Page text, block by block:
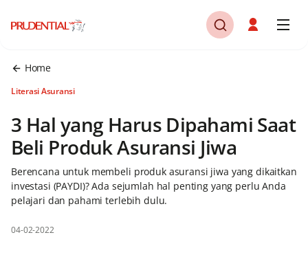
Home
Literasi Asuransi
3 Hal yang Harus Dipahami Saat
Beli Produk Asuransi Jiwa
Berencana untuk membeli produk asuransi jiwa yang dikaitkan
investasi (PAYDI)? Ada sejumlah hal penting yang perlu Anda
pelajari dan pahami terlebih dulu.
04-02-2022